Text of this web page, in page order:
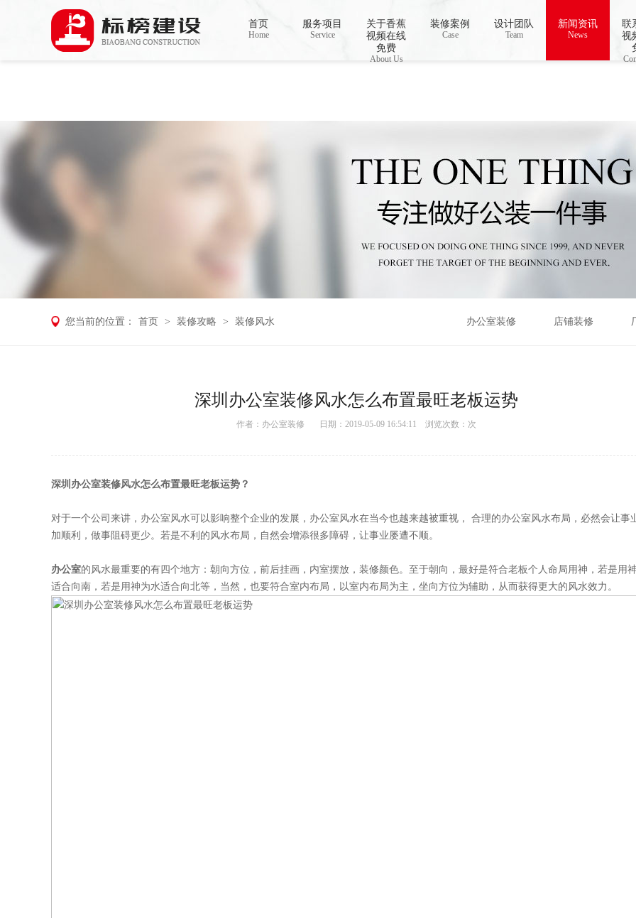
: mkdir(): No space left on device in
: file_put_contents(./cachefile_yuan/bjbkws.com/cache/2e/e9f69/86752.html): failed to open stream: No such file or directory in /www/wwwroot/Z4.com/func.phpon line
香蕉视频在线免费,香蕉视频导航,黄色香蕉视频下载,91香蕉APP成人污在线观看
首页
Home
服务项目
Service
关于香蕉
视频在线
免费
About Us
装修案例
Case
设计团队
Team
新闻资讯
News
联
视
您当前的位置： 首页 > 装修攻略 > 装修风水 办公室装修 店铺装修
深圳办公室装修风水怎么布置最旺老板运势
作者： 办公室装修 日期：2019-05-09 16:54:11 浏览次数： 次
深圳办公室装修风水怎么布置最旺老板运势？
对于一个公司来讲，办公室风水可以影响整个企业的发展，办公室风水在当今也越来越被重视， 合理的办公室风水布局，必然会让事
加顺利，做事阻碍更少。若是不利的风水布局，自然会增添很多障碍，让事业屡遭不顺。
办公室的风水最重要的有四个地方：朝向方位，前后挂画，内室摆放，装修颜色。至于朝向，最好是符合老板个人命局用神，若是用
适合向南，若是用神为水适合向北等，当然，也要符合室内布局，以室内布局为主，坐向方位为辅助，从而获得更大的风水效力。